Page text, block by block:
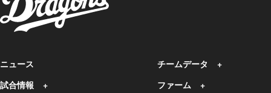
ニュース
試合情報
チームデータ
ファーム